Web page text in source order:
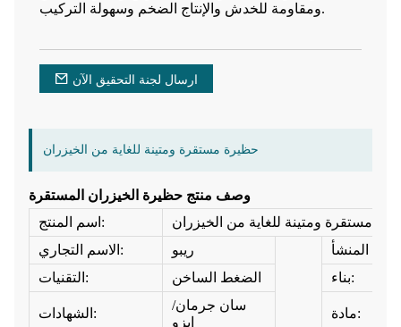
ومقاومة للخدش والإنتاج الضخم وسهولة التركيب.
ارسال لجنة التحقيق الآن
حظيرة مستقرة ومتينة للغاية من الخيزران
وصف منتج حظيرة الخيزران المستقرة
اسم المنتج:
مستقرة ومتينة للغاية من الخيزران
الاسم التجاري:
ريبو
التقنيات:
الضغط الساخن بناء:
الشهادات:
سان جرمان/
ايزو
مادة: